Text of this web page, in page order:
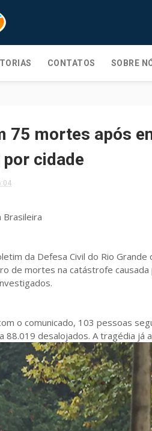
CONTATOS SOBRE
75 mortes após
cidade
Brasileira
da Defesa Civil do Rio
de mortes na catástrofe
o comunicado, 103 pessoas
88.019 desalojados. A tragédia